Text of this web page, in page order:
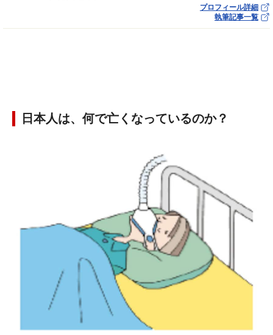
プロフィール詳細
執筆記事一覧
日本人は、何で亡くなっているのか？